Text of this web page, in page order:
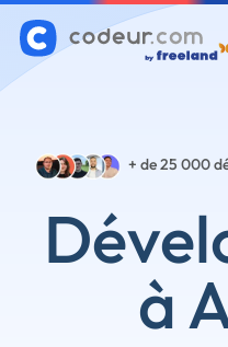
+ de 25 000
à